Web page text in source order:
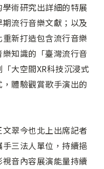
術研究出詳細的特展
流行音樂文獻；以及
新打造包含流行音樂
知識的「臺灣流行音
大空間XR科技沉浸式
體驗觀賞歌手演出的
翠今也北上出席記者
三法人單位，持續挹
音內容展演能量持續